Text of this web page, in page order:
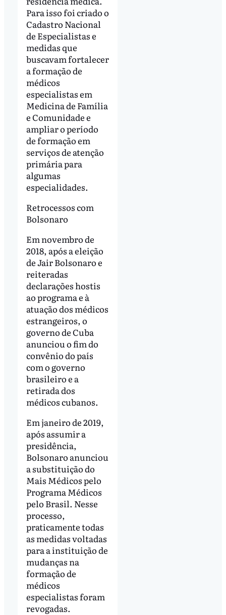
Para isso foi criado o
Cadastro Nacional
de Especialistas e
medidas que
buscavam fortalecer
a formação de
médicos
especialistas em
Medicina de Família
e Comunidade e
ampliar o período
de formação em
serviços de atenção
primária para
algumas
especialidades.
Retrocessos com
Bolsonaro
Em novembro de
2018, após a eleição
de Jair Bolsonaro e
reiteradas
declarações hostis
ao programa e à
atuação dos médicos
estrangeiros, o
governo de Cuba
anunciou o fim do
convênio do país
com o governo
brasileiro e a
retirada dos
médicos cubanos.
Em janeiro de 2019,
após assumir a
presidência,
Bolsonaro anunciou
a substituição do
Mais Médicos pelo
Programa Médicos
pelo Brasil. Nesse
processo,
praticamente todas
as medidas voltadas
para a instituição de
mudanças na
formação de
médicos
especialistas foram
revogadas.